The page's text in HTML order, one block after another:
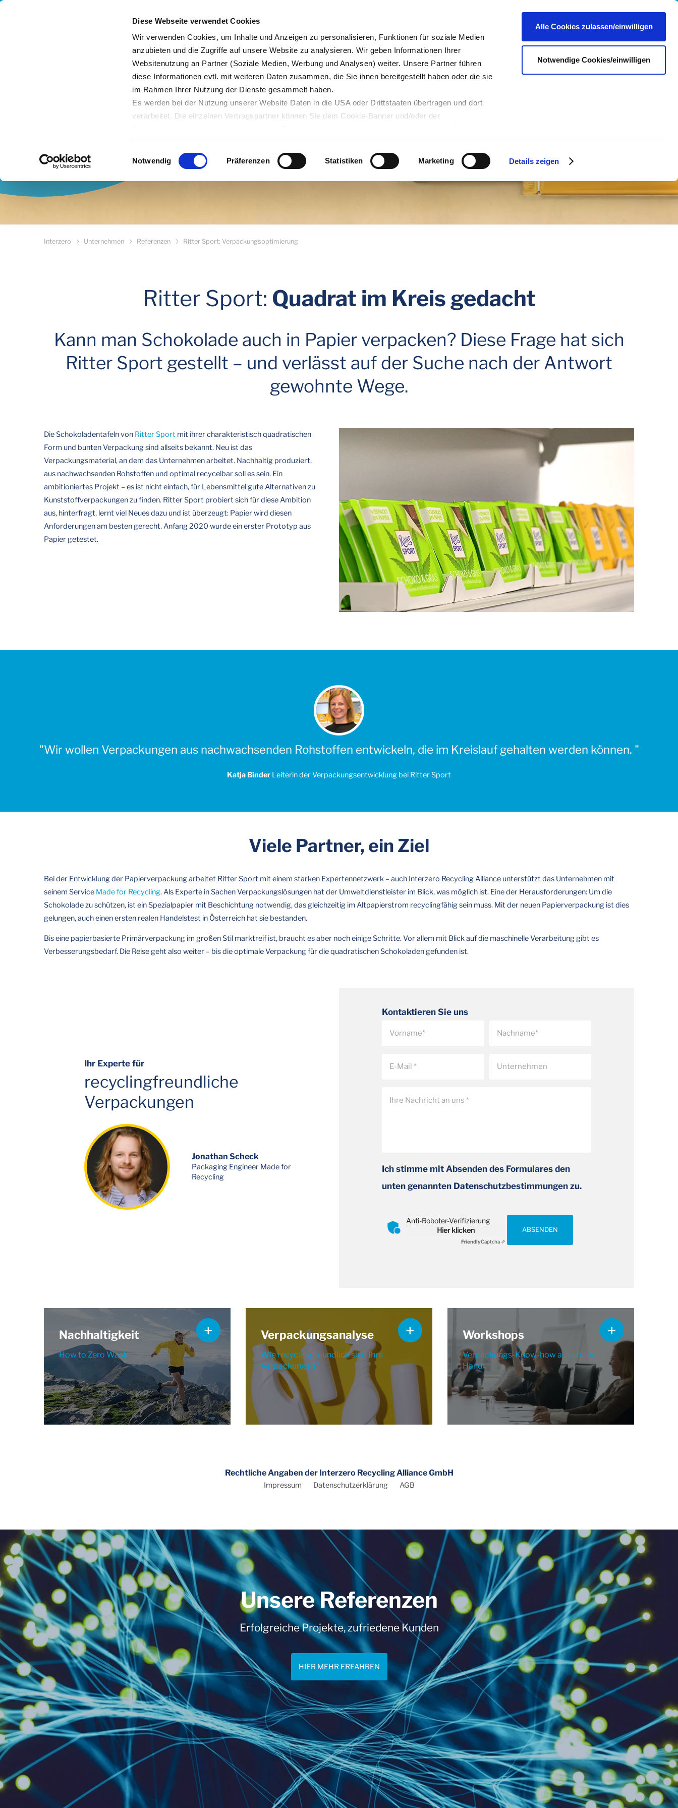
Diese Webseite verwendet Cookies
Wir verwenden Cookies, um Inhalte und Anzeigen zu personalisieren, Funktionen für soziale Medien
anzubieten und die Zugriffe auf unsere Website zu analysieren. Wir geben Informationen Ihrer
Websitenutzung an Partner (Soziale Medien, Werbung und Analysen) weiter. Unsere Partner führen
diese Informationen evtl. mit weiteren Daten zusammen, die Sie ihnen bereitgestellt haben oder die sie
im Rahmen Ihrer Nutzung der Dienste gesammelt haben.
Es werden bei der Nutzung unserer Website Daten in die USA oder Drittstaaten übertragen und dort
verarbeitet. Die einzelnen Vertragspartner können Sie dem Cookie-Banner und/oder der
Datenübertragung in Drittstaaten ein. Erst wenn Sie Buttons anklicken, werden Bilder und andere Daten
von Drittanbietern nachgeladen. Ihre IP-Adresse wird dabei an externe Server übertragen. Über den
Datenschutz dieser Anbieter können Sie sich auf deren Seiten informieren. Wir speichern Ihre
Einwilligung. Sie können sie unterdatenschutz@interzero.dejederzeit widerrufen. Näheres dazu
Einwilligungsauswahl
Notwendig Präferenzen Statistiken Marketing Details zeigen
Alle Cookies zulassen/einwilligen
Notwendige Cookies/einwilligen
Portale & Shops
Unternehmen Nachhaltigkeit Blog Servicedesk
Interzero Unternehmen Referenzen Ritter Sport: Verpackungsoptimierung
Ritter Sport: Quadrat im Kreis gedacht
Kann man Schokolade auch in Papier verpacken? Diese Frage hat sich
Ritter Sport gestellt – und verlässt auf der Suche nach der Antwort
gewohnte Wege.
Die Schokoladentafeln von Ritter Sport mit ihrer charakteristisch quadratischen
Form und bunten Verpackung sind allseits bekannt. Neu ist das
Verpackungsmaterial, an dem das Unternehmen arbeitet. Nachhaltig produziert,
aus nachwachsenden Rohstoffen und optimal recycelbar soll es sein. Ein
ambitioniertes Projekt – es ist nicht einfach, für Lebensmittel gute Alternativen zu
Kunststoffverpackungen zu finden. Ritter Sport probiert sich für diese Ambition
aus, hinterfragt, lernt viel Neues dazu und ist überzeugt: Papier wird diesen
Anforderungen am besten gerecht. Anfang 2020 wurde ein erster Prototyp aus
Papier getestet.
"Wir wollen Verpackungen aus nachwachsenden Rohstoffen entwickeln, die im Kreislauf gehalten werden können. "
Katja Binder Leiterin der Verpackungsentwicklung bei Ritter Sport
Viele Partner, ein Ziel
Bei der Entwicklung der Papierverpackung arbeitet Ritter Sport mit einem starken Expertennetzwerk – auch Interzero Recycling Alliance unterstützt das Unternehmen mit
seinem Service Made for Recycling. Als Experte in Sachen Verpackungslösungen hat der Umweltdienstleister im Blick, was möglich ist. Eine der Herausforderungen: Um die
Schokolade zu schützen, ist ein Spezialpapier mit Beschichtung notwendig, das gleichzeitig im Altpapierstrom recyclingfähig sein muss. Mit der neuen Papierverpackung ist dies
gelungen, auch einen ersten realen Handelstest in Österreich hat sie bestanden.
Bis eine papierbasierte Primärverpackung im großen Stil marktreif ist, braucht es aber noch einige Schritte. Vor allem mit Blick auf die maschinelle Verarbeitung gibt es
Verbesserungsbedarf. Die Reise geht also weiter – bis die optimale Verpackung für die quadratischen Schokoladen gefunden ist.
Ihr Experte für
recyclingfreundliche
Verpackungen
Jonathan Scheck
Packaging Engineer Made for
Recycling
Kontaktieren Sie uns
Ich stimme mit Absenden des Formulares den
unten genannten Datenschutzbestimmungen zu.
Anti-Roboter-Verifizierung
Hier klicken
FriendlyCaptcha ⇗
ABSENDEN
Nachhaltigkeit
How to Zero Waste
Verpackungsanalyse
Wie recyclingfreundlich sind Ihre
Verpackungen?
Workshops
Verpackungs-Know-how aus erster
Hand
Rechtliche Angaben der Interzero Recycling Alliance GmbH
Impressum Datenschutzerklärung AGB
Unsere Referenzen
Erfolgreiche Projekte, zufriedene Kunden
HIER MEHR ERFAHREN